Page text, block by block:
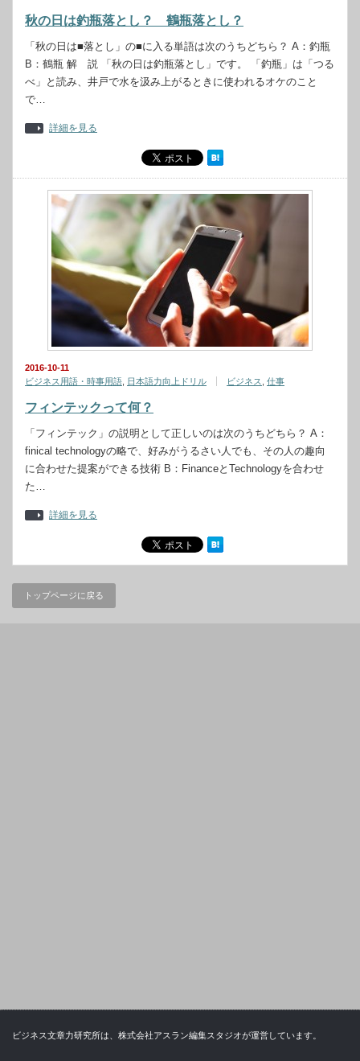
秋の日は釣瓶落とし？ 鶴瓶落とし？
「秋の日は■落とし」の■に入る単語は次のうちどちら？ A：釣瓶
B：鶴瓶 解 説 「秋の日は釣瓶落とし」です。 「釣瓶」は「つる
べ」と読み、井戸で水を汲み上がるときに使われるオケのこと
で…
詳細を見る
2016-10-11
ビジネス用語・時事用語 日本語力向上ドリル ビジネス 仕事
フィンテックって何？
「フィンテック」の説明として正しいのは次のうちどちら？ A：
finical technologyの略で、好みがうるさい人でも、その人の趣向
に合わせた提案ができる技術 B：FinanceとTechnologyを合わせ
た…
詳細を見る
トップページに戻る
ビジネス文章力研究所は、株式会社アスラン編集スタジオが運営しています。